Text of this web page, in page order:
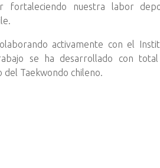
fortaleciendo nuestra labor
activamente con el
se ha desarrollado con total
Taekwondo chileno.